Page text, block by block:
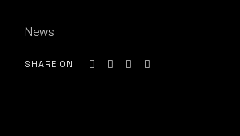
News
SHARE ON